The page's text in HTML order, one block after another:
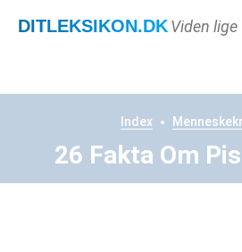
DITLEKSIKON.DKViden
Index
26 Fakta Om